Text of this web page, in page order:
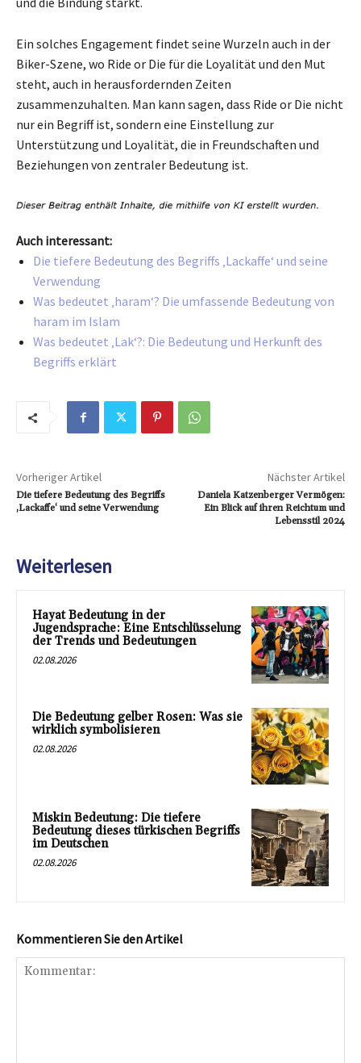
Ein solches Engagement findet seine Wurzeln auch in der
Biker-Szene, wo Ride or Die für die Loyalität und den Mut
steht, auch in herausfordernden Zeiten
zusammenzuhalten. Man kann sagen, dass Ride or Die nicht
nur ein Begriff ist, sondern eine Einstellung zur
Unterstützung und Loyalität, die in Freundschaften und
Beziehungen von zentraler Bedeutung ist.
Auch interessant:
Die tiefere Bedeutung des Begriffs ‚Lackaffe‘ und seine
Verwendung
Was bedeutet ‚haram‘? Die umfassende Bedeutung von
haram im Islam
Was bedeutet ‚Lak‘?: Die Bedeutung und Herkunft des
Begriffs erklärt
Vorheriger Artikel
Die tiefere Bedeutung des Begriffs
‚Lackaffe‘ und seine Verwendung
Nächster Artikel
Daniela Katzenberger Vermögen:
Ein Blick auf ihren Reichtum und
Lebensstil 2024
Weiterlesen
Hayat Bedeutung in der
Jugendsprache: Eine Entschlüsselung
der Trends und Bedeutungen
02.08.2026
Die Bedeutung gelber Rosen: Was sie
wirklich symbolisieren
02.08.2026
Miskin Bedeutung: Die tiefere
Bedeutung dieses türkischen Begriffs
im Deutschen
02.08.2026
Kommentieren Sie den Artikel